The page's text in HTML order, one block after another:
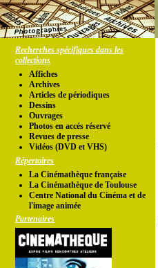
Recherches spécifiques dans les
collections
Affiches
Archives
Articles de périodiques
Dessins
Ouvrages
Photos en accés réservé
Revues de presse
Vidéos (DVD et VHS)
Répertoires
La Cinémathèque française
La Cinémathèque de Toulouse
Centre National du Cinéma et de
l'image animée
Partenaires